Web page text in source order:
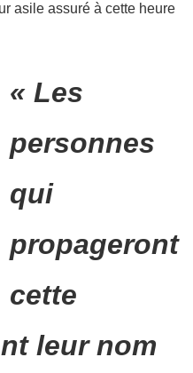
asile assuré à cette heure
« Les
personnes
qui
propageront
cette
leur nom